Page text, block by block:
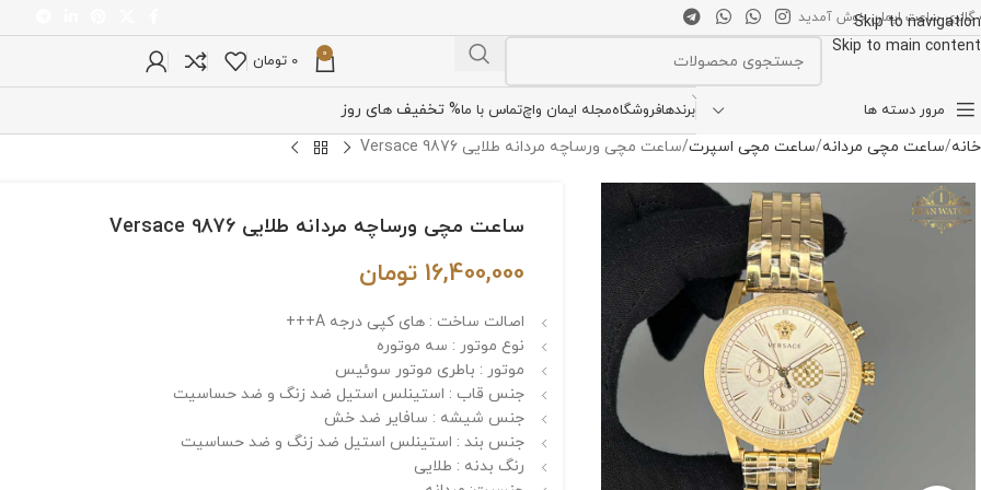
Skip to navigation
Skip to main content
گالری ساعت ایمان خوش آمدید
0
0 تومان
مرور دسته ها برندهافروشگاهمجله ایمان واچتماس با ما% تخفیف های روز
خانه ساعت مچی مردانه ساعت مچی اسپرت ساعت مچی ورساچه مردانه طلایی 9876 Versace
ساعت مچی ورساچه مردانه طلایی 9876 Versace
16,400,000 تومان
اصالت ساخت : های کپی درجه A+++
نوع موتور : سه موتوره
موتور : باطری موتور سوئیس
جنس قاب : استینلس استیل ضد زنگ و ضد حساسیت
جنس شیشه : سافایر ضد خش
جنس بند : استینلس استیل ضد زنگ و ضد حساسیت
رنگ بدنه : طلایی